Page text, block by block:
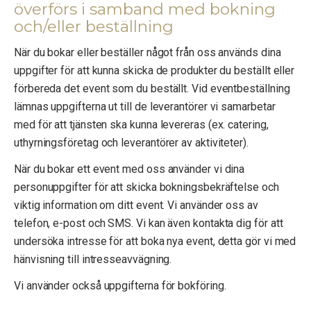
överförs i samband med bokning
och/eller beställning
När du bokar eller beställer något från oss används dina
uppgifter för att kunna skicka de produkter du beställt eller
förbereda det event som du beställt. Vid eventbeställning
lämnas uppgifterna ut till de leverantörer vi samarbetar
med för att tjänsten ska kunna levereras (ex. catering,
uthyrningsföretag och leverantörer av aktiviteter).
När du bokar ett event med oss använder vi dina
personuppgifter för att skicka bokningsbekräftelse och
viktig information om ditt event. Vi använder oss av
telefon, e-post och SMS. Vi kan även kontakta dig för att
undersöka intresse för att boka nya event, detta gör vi med
hänvisning till intresseavvägning.
Vi använder också uppgifterna för bokföring.